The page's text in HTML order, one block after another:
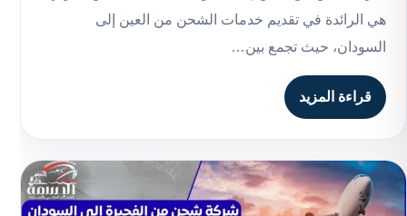
هي الرائدة في تقديم خدمات الشحن من العين إلى
السودان، حيث تجمع بين…
قراءة المزيد